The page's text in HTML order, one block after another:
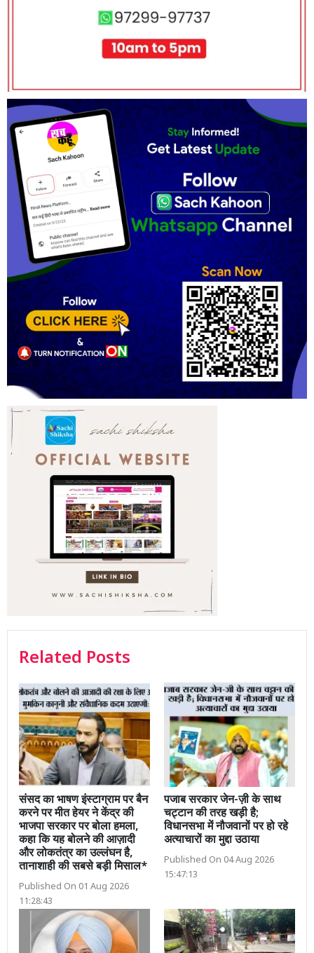
Related Posts
संसद का भाषण इंस्टाग्राम पर बैन
करने पर मीत हेयर ने केंद्र की
भाजपा सरकार पर बोला हमला,
कहा कि यह बोलने की आज़ादी
और लोकतंत्र का उल्लंघन है,
तानाशाही की सबसे बड़ी मिसाल*
Published On 01 Aug 2026
11:28:43
पजाब सरकार जेन-ज़ी के साथ
चट्टान की तरह खड़ी है;
विधानसभा में नौजवानों पर हो रहे
अत्याचारों का मुद्दा उठाया
Published On 04 Aug 2026
15:47:13